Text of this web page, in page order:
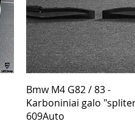
Greita peržiūra
Bmw M4 G82 / 83 -
Karboniniai galo
609Auto